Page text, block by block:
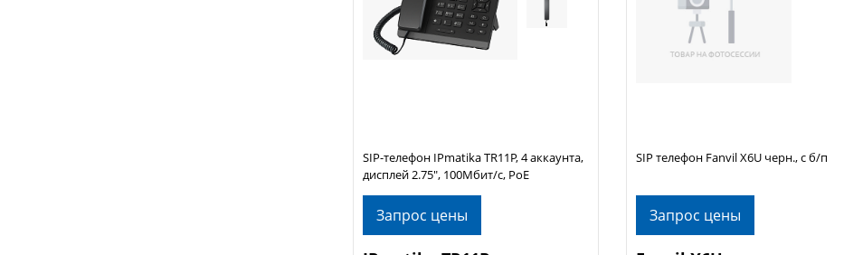
Запрос цены
SIP-телефон IPmatika TR11P, 4 аккаунта,
дисплей 2.75", 100Мбит/с, PoE
Запрос цены
SIP телефон Fanvil X6U черн., с б/п